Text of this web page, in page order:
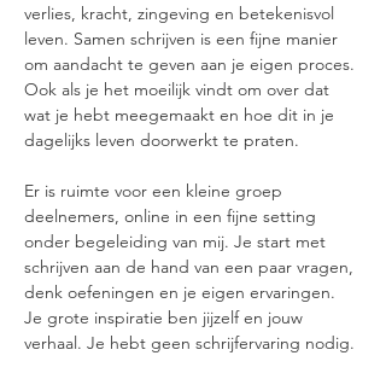
verlies, kracht, zingeving en betekenisvol
leven. Samen schrijven is een fijne manier
om aandacht te geven aan je eigen proces.
Ook als je het moeilijk vindt om over dat
wat je hebt meegemaakt en hoe dit in je
dagelijks leven doorwerkt te praten.
Er is ruimte voor een kleine groep
deelnemers, online in een fijne setting
onder begeleiding van mij. Je start met
schrijven aan de hand van een paar vragen,
denk oefeningen en je eigen ervaringen.
Je grote inspiratie ben jijzelf en jouw
verhaal. Je hebt geen schrijfervaring nodig.